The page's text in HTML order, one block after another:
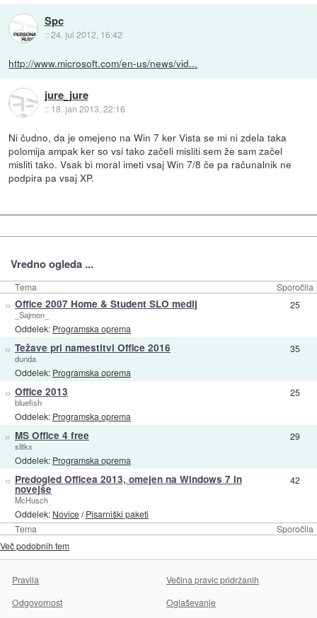
Spc
::24. jul 2012, 16:42
http://www.microsoft.com/en-us/news/vid...
jure_jure
:: 18. jan 2013, 22:16
Ni čudno, da je omejeno na Win 7 ker Vista se mi ni zdela taka
polomija ampak ker so vsi tako začeli misliti sem že sam začel
misliti tako. Vsak bi moral imeti vsaj Win 7/8 če pa računalnik ne
podpira pa vsaj XP.
Vredno ogleda ...
Tema Sporočila
Tema Sporočila
» Office 2007 Home & Student SLO medij
_Sajmon_
Oddelek: Programska oprema
25
» Težave pri namestitvi Office 2016
dunda
Oddelek: Programska oprema
35
» Office 2013
bluefish
Oddelek: Programska oprema
25
» MS Office 4 free
slitkx
Oddelek: Programska oprema
29
» Predogled Officea 2013, omejen na Windows 7 in
novejše
McHusch
Oddelek: Novice/Pisarniški paketi
42
Več podobnih tem
Pravila
Večina pravic pridržanih
Odgovornost
Oglaševanje